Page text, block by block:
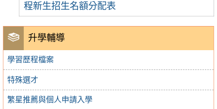
升學輔導
學習歷程檔案
特殊選才
繁星推薦與個人申請入學
程新生招生名額分配表